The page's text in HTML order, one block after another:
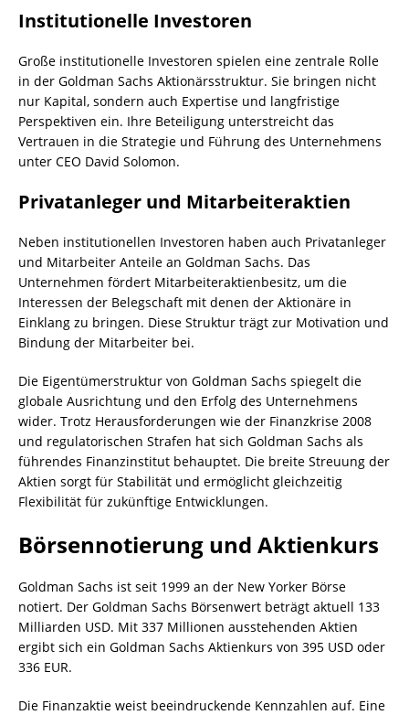
Institutionelle Investoren
Große institutionelle Investoren spielen eine zentrale Rolle
in der Goldman Sachs Aktionärsstruktur. Sie bringen nicht
nur Kapital, sondern auch Expertise und langfristige
Perspektiven ein. Ihre Beteiligung unterstreicht das
Vertrauen in die Strategie und Führung des Unternehmens
unter CEO David Solomon.
Privatanleger und Mitarbeiteraktien
Neben institutionellen Investoren haben auch Privatanleger
und Mitarbeiter Anteile an Goldman Sachs. Das
Unternehmen fördert Mitarbeiteraktienbesitz, um die
Interessen der Belegschaft mit denen der Aktionäre in
Einklang zu bringen. Diese Struktur trägt zur Motivation und
Bindung der Mitarbeiter bei.
Die Eigentümerstruktur von Goldman Sachs spiegelt die
globale Ausrichtung und den Erfolg des Unternehmens
wider. Trotz Herausforderungen wie der Finanzkrise 2008
und regulatorischen Strafen hat sich Goldman Sachs als
führendes Finanzinstitut behauptet. Die breite Streuung der
Aktien sorgt für Stabilität und ermöglicht gleichzeitig
Flexibilität für zukünftige Entwicklungen.
Börsennotierung und Aktienkurs
Goldman Sachs ist seit 1999 an der New Yorker Börse
notiert. Der Goldman Sachs Börsenwert beträgt aktuell 133
Milliarden USD. Mit 337 Millionen ausstehenden Aktien
ergibt sich ein Goldman Sachs Aktienkurs von 395 USD oder
336 EUR.
Die Finanzaktie weist beeindruckende Kennzahlen auf. Eine